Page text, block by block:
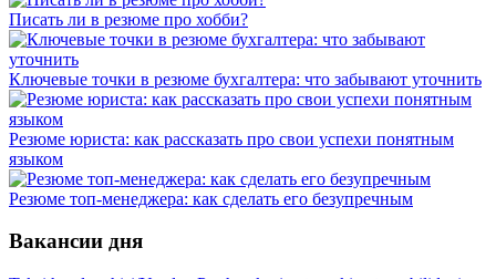
Писать ли в резюме про хобби?
Ключевые точки в резюме бухгалтера: что забывают уточнить
Резюме юриста: как рассказать про свои успехи понятным
языком
Резюме топ-менеджера: как сделать его безупречным
Вакансии дня